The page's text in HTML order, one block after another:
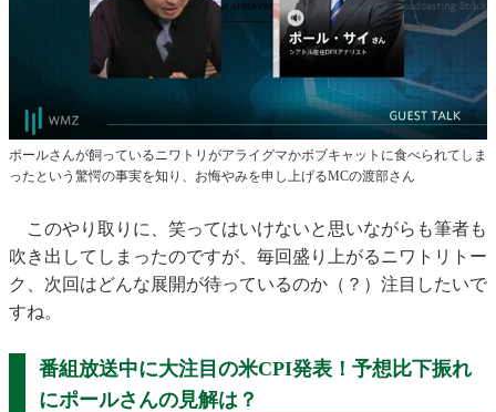
ポールさんが飼っているニワトリがアライグマかボブキャットに食べられてしま
ったという驚愕の事実を知り、お悔やみを申し上げるMCの渡部さん
このやり取りに、笑ってはいけないと思いながらも筆者も
吹き出してしまったのですが、毎回盛り上がるニワトリトー
ク、次回はどんな展開が待っているのか（？）注目したいで
すね。
番組放送中に大注目の米CPI発表！予想比下振れ
にポールさんの見解は？